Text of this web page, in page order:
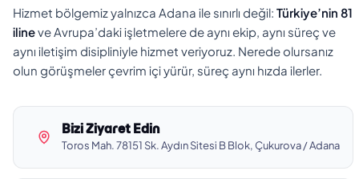
Hizmet bölgemiz yalnızca Adana ile sınırlı değil: Türkiye’nin 81
ilineve Avrupa’daki işletmelere de aynı ekip, aynı süreç ve
aynı iletişim disipliniyle hizmet veriyoruz. Nerede olursanız
olun görüşmeler çevrim içi yürür, süreç aynı hızda ilerler.
Bizi Ziyaret Edin
Toros Mah. 78151 Sk. Aydın Sitesi B Blok, Çukurova / Adana